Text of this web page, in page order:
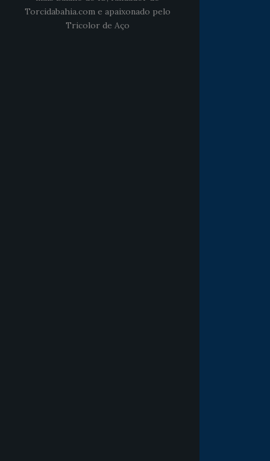
Torcidabahia.com e apaixonado pelo
Tricolor de Aço